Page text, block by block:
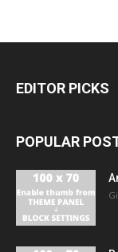
EDITOR PICKS
POPULAR